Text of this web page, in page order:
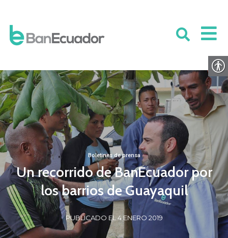
Boletines de prensa
Un recorrido de BanEcuador por
los barrios de Guayaquil
PUBLICADO EL 4 ENERO 2019